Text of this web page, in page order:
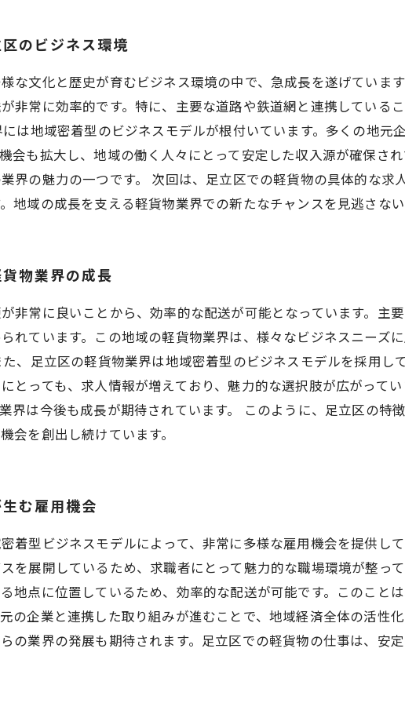
のビジネス環境
な文化と歴史が育むビジネス環境の中で、急成長を遂げていま
非常に効率的です。特に、主要な道路や鉄道網と連携している
は地域密着型のビジネスモデルが根付いています。多くの地元
会も拡大し、地域の働く人々にとって安定した収入源が確保さ
界の魅力の一つです。 次回は、足立区での軽貨物の具体的な
地域の成長を支える軽貨物業界での新たなチャンスを見逃さない
物業界の成長
非常に良いことから、効率的な配送が可能となっています。主
れています。この地域の軽貨物業界は、様々なビジネスニーズ
、足立区の軽貨物業界は地域密着型のビジネスモデルを採用し
とっても、求人情報が増えており、魅力的な選択肢が広がって
界は今後も成長が期待されています。 このように、足立区の特
会を創出し続けています。
む雇用機会
着型ビジネスモデルによって、非常に多様な雇用機会を提供し
を展開しているため、求職者にとって魅力的な職場環境が整っ
地点に位置しているため、効率的な配送が可能です。このこと
の企業と連携した取り組みが進むことで、地域経済全体の活性
の業界の発展も期待されます。足立区での軽貨物の仕事は、安